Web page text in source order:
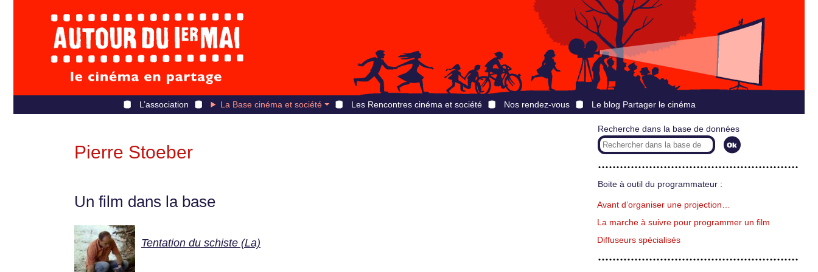
L’association La Base cinéma et société Les Rencontres cinéma et société Nos rendez-vous Le blog Partager le cinéma
Pierre Stoeber
Un film dans la base
Tentation du schiste (La)
Recherche dans la base de données
Boite à outil du programmateur :
Avant d’organiser une projection…
La marche à suivre pour programmer un film
Diffuseurs spécialisés